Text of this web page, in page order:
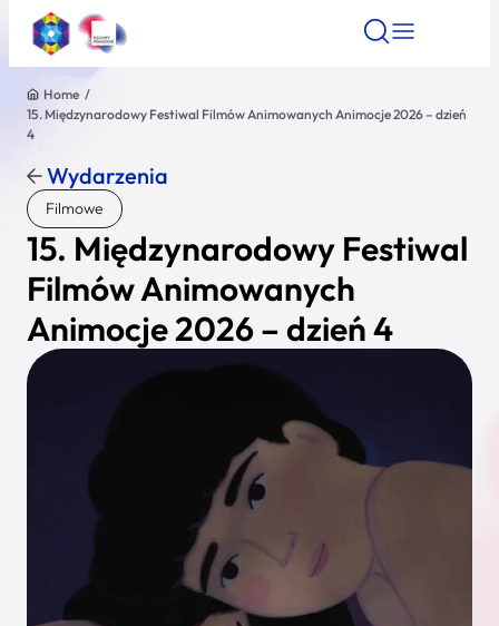
Znajdź atrakcję Znajdź artykuł Znajdź
Nazwa atrakcji
Miasto
Kategoria
Home /
15. Międzynarodowy Festiwal Filmów Animowanych Animocje 2026 – dzień
4
Wydarzenia
Filmowe
15. Międzynarodowy Festiwal
Filmów Animowanych
Animocje 2026 – dzień 4